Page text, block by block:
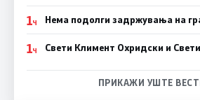
1Ч Нема подолги задржувања на
1Ч Свети Климент Охридски и
ПРИКАЖИ УШТЕ